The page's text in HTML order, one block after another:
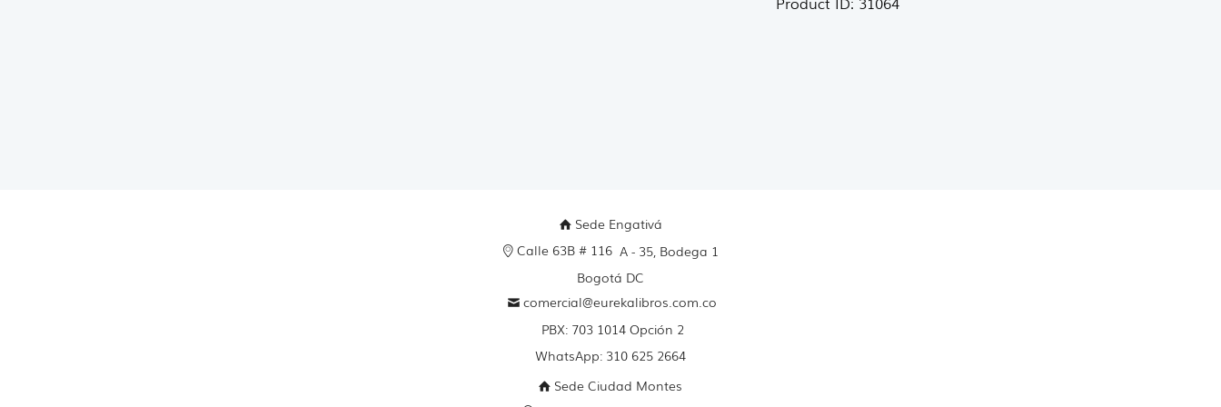
Sede Engativá
Calle 63B # 116 A - 35, Bodega 1
Bogotá DC
comercial@eurekalibros.com.co
PBX: 703 1014 Opción 2
WhatsApp: 310 625 2664
Sede Ciudad Montes